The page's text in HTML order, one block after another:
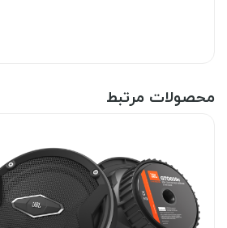
محصولات مرتبط